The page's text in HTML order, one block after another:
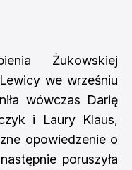
Żukowskiej
we wrześniu
wówczas Darię
i Laury Klaus,
opowiedzenie o
poruszyła